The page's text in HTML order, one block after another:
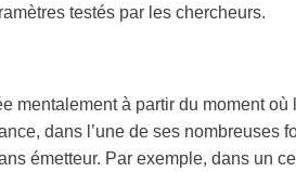
testés par les chercheurs.
mentalement à partir du moment où
, dans l’une de ses nombreuses
émetteur. Par exemple, dans un